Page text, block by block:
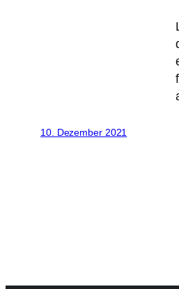
10. Dezember 2021